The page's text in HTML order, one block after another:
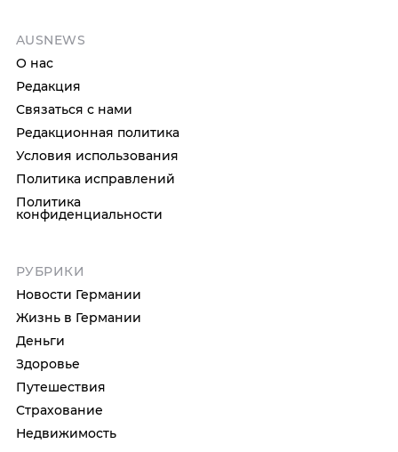
AUSNEWS
О нас
Редакция
Связаться с нами
Редакционная политика
Условия использования
Политика исправлений
Политика
конфиденциальности
РУБРИКИ
Новости Германии
Жизнь в Германии
Деньги
Здоровье
Путешествия
Страхование
Недвижимость